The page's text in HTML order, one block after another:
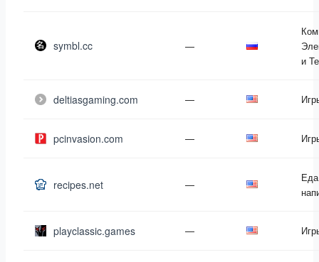
symbl.cc —
и
deltiasgaming.com —
pcinvasion.com —
recipes.net —
playclassic.games —